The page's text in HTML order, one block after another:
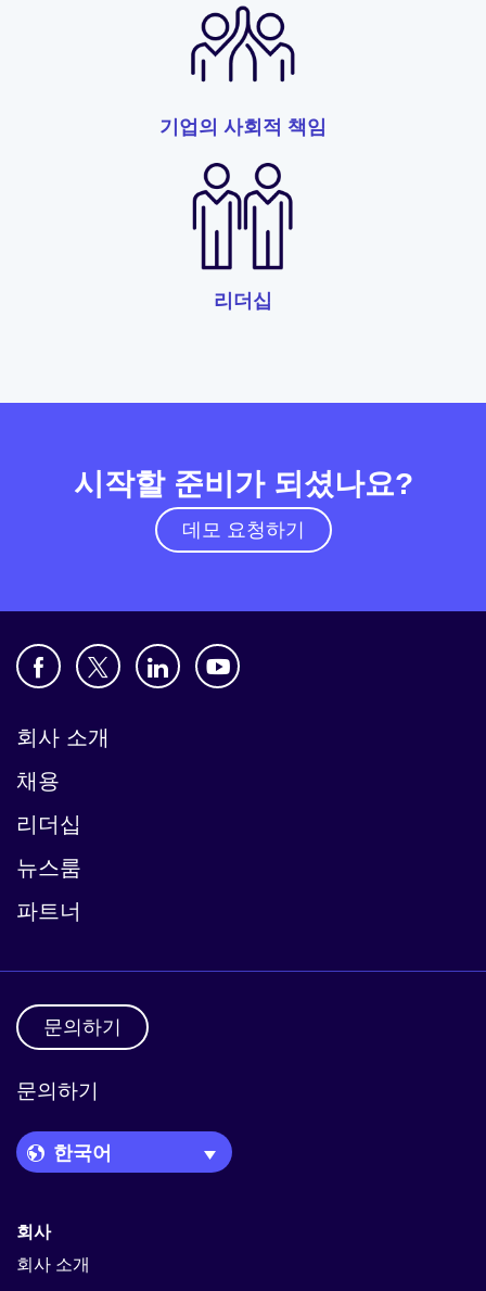
기업의 사회적 책임
리더십
시작할 준비가 되셨나요?
데모 요청하기
회사 소개
채용
리더십
뉴스룸
파트너
문의하기
문의하기
Language Picker
회사
회사 소개